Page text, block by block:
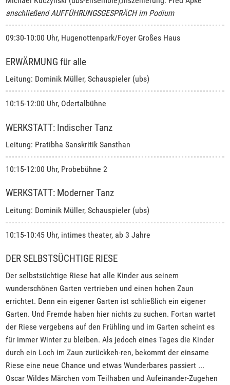
anschließend AUFFÜHRUNGSGESPRÄCH im Podium
09:30-10:00 Uhr, Hugenottenpark/Foyer Großes Haus
ERWÄRMUNG für alle
Leitung: Dominik Müller, Schauspieler (ubs)
10:15-12:00 Uhr, Odertalbühne
WERKSTATT: Indischer Tanz
Leitung: Pratibha Sanskritik Sansthan
10:15-12:00 Uhr, Probebühne 2
WERKSTATT: Moderner Tanz
Leitung: Dominik Müller, Schauspieler (ubs)
10:15-10:45 Uhr, intimes theater, ab 3 Jahre
DER SELBSTSÜCHTIGE RIESE
Der selbstsüchtige Riese hat alle Kinder aus seinem
wunderschönen Garten vertrieben und einen hohen Zaun
errichtet. Denn ein eigener Garten ist schließlich ein eigener
Garten. Und Fremde haben hier nichts zu suchen. Fortan wartet
der Riese vergebens auf den Frühling und im Garten scheint es
für immer Winter zu bleiben. Als jedoch eines Tages die Kinder
durch ein Loch im Zaun zurückkeh-ren, bekommt der einsame
Riese eine neue Chance und etwas Wunderbares passiert ...
Oscar Wildes Märchen vom Teilhaben und Aufeinander-Zugehen